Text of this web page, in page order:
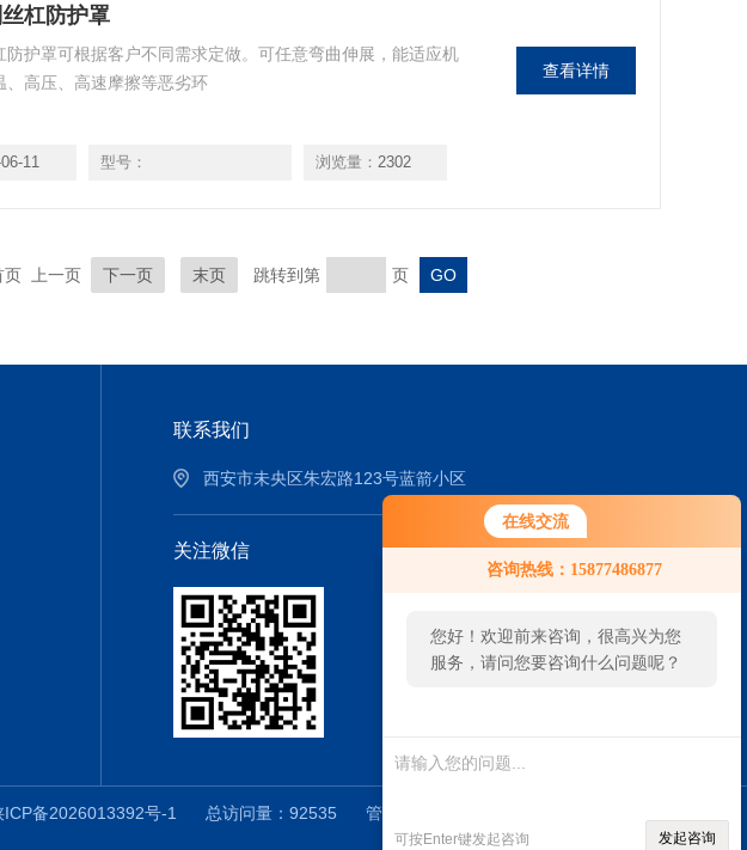
在线交流
咨询热线：15877486877
您好！欢迎前来咨询，很高兴为您
服务，请问您要咨询什么问题呢？
可按Enter键发起咨询 发起咨询
杠防护罩
防护罩可根据客户不同需求定做。可任意弯曲伸展，能适应机
、高压、高速摩擦等恶劣环
11 型号： 浏览量： 2302
查看详情
页 上一页 下一页 末页 跳转到第 页
联系我们
西安市未央区朱宏路123号蓝箭小区
关注微信
备2026013392号-1 总访问量：92535 管理登陆